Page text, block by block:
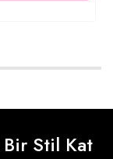
Bir Stil Kat